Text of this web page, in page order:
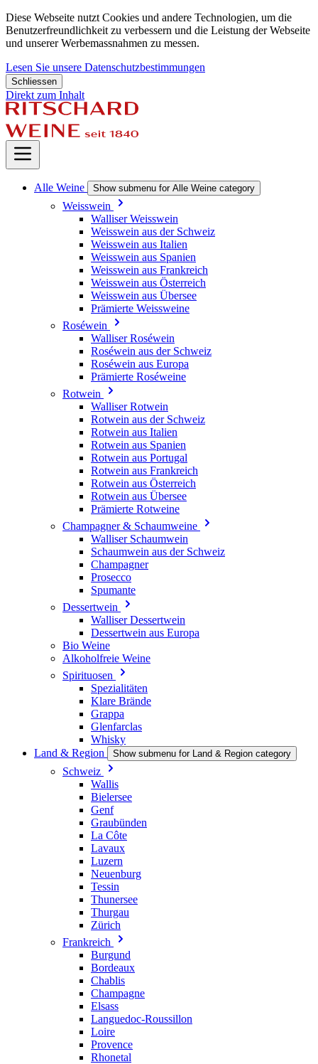
Diese Webseite nutzt Cookies und andere Technologien, um die
Benutzerfreundlichkeit zu verbessern und die Leistung der Webseite
und unserer Werbemassnahmen zu messen.
Lesen Sie unsere Datenschutzbestimmungen
Schliessen
Direkt zum Inhalt
Alle Weine Show submenu for Alle Weine category
Weisswein
Walliser Weisswein
Weisswein aus der Schweiz
Weisswein aus Italien
Weisswein aus Spanien
Weisswein aus Frankreich
Weisswein aus Österreich
Weisswein aus Übersee
Prämierte Weissweine
Roséwein
Walliser Roséwein
Roséwein aus der Schweiz
Roséwein aus Europa
Prämierte Roséweine
Rotwein
Walliser Rotwein
Rotwein aus der Schweiz
Rotwein aus Italien
Rotwein aus Spanien
Rotwein aus Portugal
Rotwein aus Frankreich
Rotwein aus Österreich
Rotwein aus Übersee
Prämierte Rotweine
Champagner & Schaumweine
Walliser Schaumwein
Schaumwein aus der Schweiz
Champagner
Prosecco
Spumante
Dessertwein
Walliser Dessertwein
Dessertwein aus Europa
Bio Weine
Alkoholfreie Weine
Spirituosen
Spezialitäten
Klare Brände
Grappa
Glenfarclas
Whisky
Land & Region
Show submenu for Land & Region category
Schweiz
Wallis
Bielersee
Genf
Graubünden
La Côte
Lavaux
Luzern
Neuenburg
Tessin
Thunersee
Thurgau
Zürich
Frankreich
Burgund
Bordeaux
Chablis
Champagne
Elsass
Languedoc-Roussillon
Loire
Provence
Rhonetal